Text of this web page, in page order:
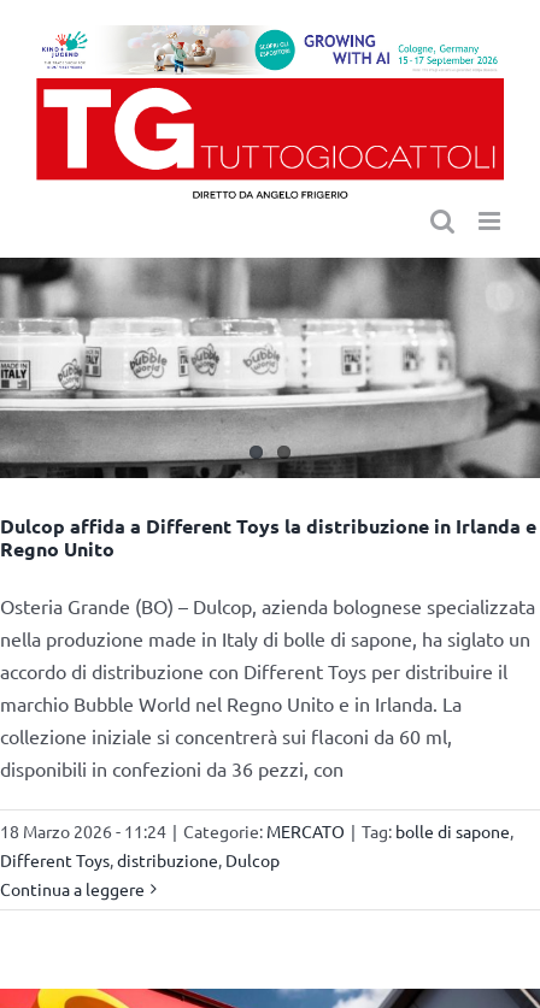
contenuto
Dulcop affida a Different Toys la distribuzione in Irlanda e
Regno Unito
Osteria Grande (BO) – Dulcop, azienda bolognese specializzata
nella produzione made in Italy di bolle di sapone, ha siglato un
accordo di distribuzione con Different Toys per distribuire il
marchio Bubble World nel Regno Unito e in Irlanda. La
collezione iniziale si concentrerà sui flaconi da 60 ml,
disponibili in confezioni da 36 pezzi, con
18 Marzo 2026 - 11:24 | Categorie: MERCATO | Tag: bolle di sapone
Different Toys distribuzione Dulcop
Continua a leggere